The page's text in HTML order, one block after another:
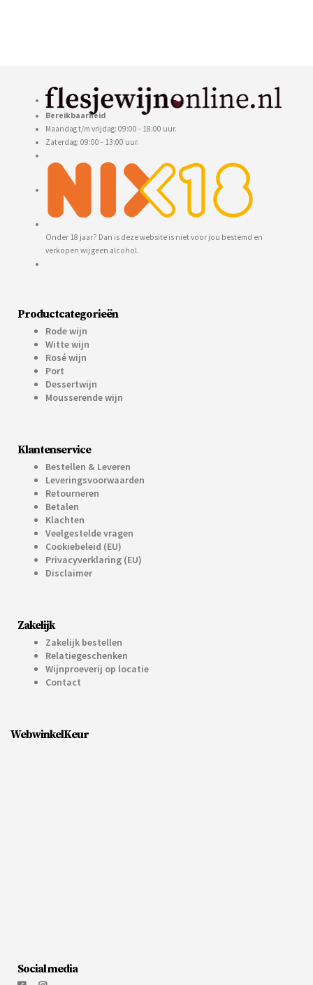
Bereikbaarheid
Maandag t/m vrijdag: 09:00 - 18:00 uur.
Zaterdag: 09:00 - 13:00 uur.
Onder 18 jaar? Dan is deze website is niet voor jou bestemd en
verkopen wij geen alcohol.
Productcategorieën
Rode wijn
Witte wijn
Rosé wijn
Port
Dessertwijn
Mousserende wijn
Klantenservice
Bestellen & Leveren
Leveringsvoorwaarden
Retourneren
Betalen
Klachten
Veelgestelde vragen
Cookiebeleid (EU)
Privacyverklaring (EU)
Disclaimer
Zakelijk
Zakelijk bestellen
Relatiegeschenken
Wijnproeverij op locatie
Contact
WebwinkelKeur
Social media